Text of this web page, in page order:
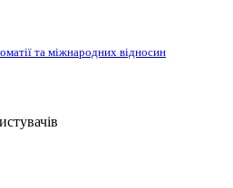
та міжнародних відносин